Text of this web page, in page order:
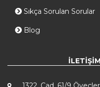
Sıkça Sorulan Sorular
Blog